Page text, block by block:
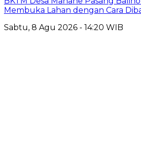
Membuka Lahan dengan Cara
Sabtu, 8 Agu 2026 - 14:20 WIB